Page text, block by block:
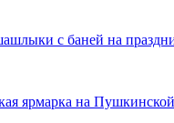
с баней на
ярмарка на